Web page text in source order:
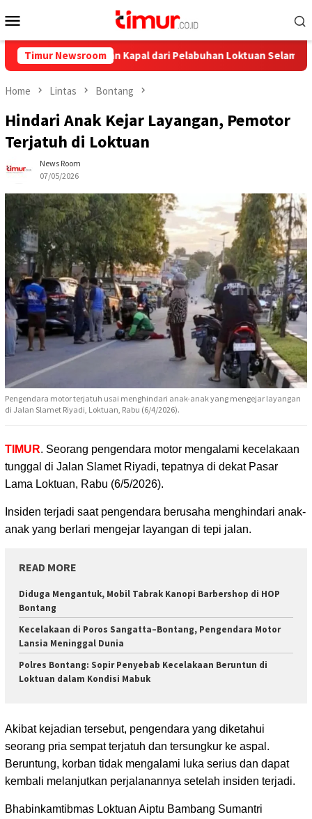
to
Menu
Timur Newsroom
Pelayaran Kapal dari Pelabuhan Loktuan Selama Juli 2026
Home Lintas Bontang
Hindari Anak Kejar Layangan, Pemotor
Terjatuh di Loktuan
News Room
07/05/2026
Pengendara motor terjatuh usai menghindari anak-anak yang mengejar layangan
di Jalan Slamet Riyadi, Loktuan, Rabu (6/4/2026).
TIMUR. Seorang pengendara motor mengalami kecelakaan
tunggal di Jalan Slamet Riyadi, tepatnya di dekat Pasar
Lama Loktuan, Rabu (6/5/2026).
Insiden terjadi saat pengendara berusaha menghindari anak-
anak yang berlari mengejar layangan di tepi jalan.
READ MORE
Diduga Mengantuk, Mobil Tabrak Kanopi Barbershop di HOP
Bontang
Kecelakaan di Poros Sangatta–Bontang, Pengendara Motor
Lansia Meninggal Dunia
Polres Bontang: Sopir Penyebab Kecelakaan Beruntun di
Loktuan dalam Kondisi Mabuk
Akibat kejadian tersebut, pengendara yang diketahui
seorang pria sempat terjatuh dan tersungkur ke aspal.
Beruntung, korban tidak mengalami luka serius dan dapat
kembali melanjutkan perjalanannya setelah insiden terjadi.
Bhabinkamtibmas Loktuan Aiptu Bambang Sumantri